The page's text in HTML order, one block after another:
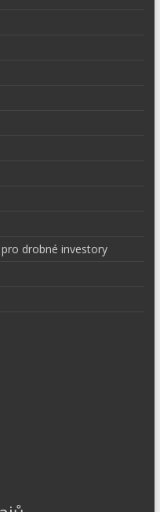
drobné investory